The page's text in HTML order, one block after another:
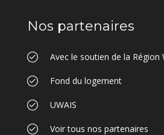
Nos partenaires
Avec le soutien de la Région
Fond du logement
UWAIS
Voir tous nos partenaires